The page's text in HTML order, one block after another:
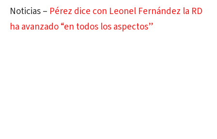
Noticias – Pérez dice con Leonel Fernández la RD
ha avanzado “en todos los aspectos”